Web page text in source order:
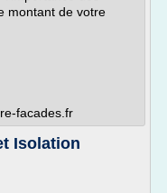
montant de votre
facades.fr
Isolation